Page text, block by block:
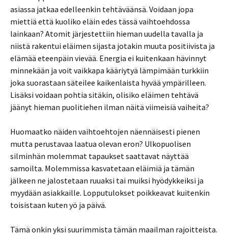
asiassa jatkaa edelleenkin tehtäväänsä. Voidaan jopa
miettiä että kuoliko eläin edes tässä vaihtoehdossa
lainkaan? Atomit järjestettiin hieman uudella tavalla ja
niistä rakentui eläimen sijasta jotakin muuta positiivista ja
elämää eteenpäin vievää. Energia ei kuitenkaan hävinnyt
minnekään ja voit vaikkapa kääriytyä lämpimään turkkiin
joka suorastaan säteilee kaikenlaista hyvää ympärilleen.
Lisäksi voidaan pohtia sitäkin, olisiko eläimen tehtävä
jäänyt hieman puolitiehen ilman näitä viimeisiä vaiheita?
Huomaatko näiden vaihtoehtojen näennäisesti pienen
mutta perustavaa laatua olevan eron? Ulkopuolisen
silminhän molemmat tapaukset saattavat näyttää
samoilta. Molemmissa kasvatetaan eläimiä ja tämän
jälkeen ne jalostetaan ruuaksi tai muiksi hyödykkeiksi ja
myydään asiakkaille. Lopputulokset poikkeavat kuitenkin
toisistaan kuten yö ja päivä.
Tämä onkin yksi suurimmista tämän maailman rajoitteista.